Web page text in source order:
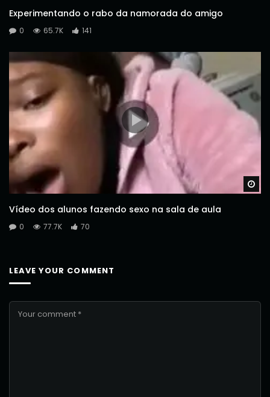
Experimentando o rabo da namorada do amigo
0 65.7K 141
Vídeo dos alunos fazendo sexo na sala de aula
0 77.7K 70
LEAVE YOUR COMMENT